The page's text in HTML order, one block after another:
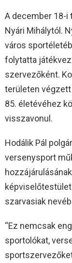
A december 18-
Nyári Mihálytól.
város
folytatta
szervezőként.
területen
85. életévéhez
visszavonul.
Hodálik Pál
versenysport
szarvasiak
“Ez nemcsak
sportolókat,